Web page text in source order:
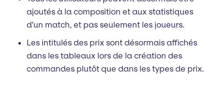
ajoutés à la composition et aux statistiques
d'un match, et pas seulement les joueurs.
Les intitulés des prix sont désormais affichés
dans les tableaux lors de la création des
commandes plutôt que dans les types de prix.